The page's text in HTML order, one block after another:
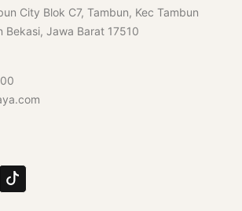
City Blok C7, Tambun, Kec Tambun
Bekasi, Jawa Barat 17510